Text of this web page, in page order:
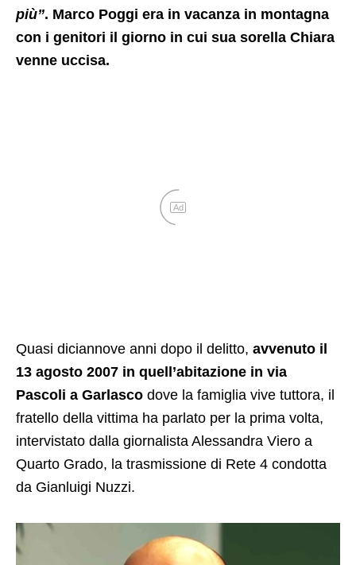
più”. Marco Poggi era in vacanza in montagna
con i genitori il giorno in cui sua sorella Chiara
venne uccisa.
Ad
Quasi diciannove anni dopo il delitto, avvenuto il
13 agosto 2007 in quell’abitazione in via
Pascoli a Garlasco dove la famiglia vive tuttora, il
fratello della vittima ha parlato per la prima volta,
intervistato dalla giornalista Alessandra Viero a
Quarto Grado, la trasmissione di Rete 4 condotta
da Gianluigi Nuzzi.